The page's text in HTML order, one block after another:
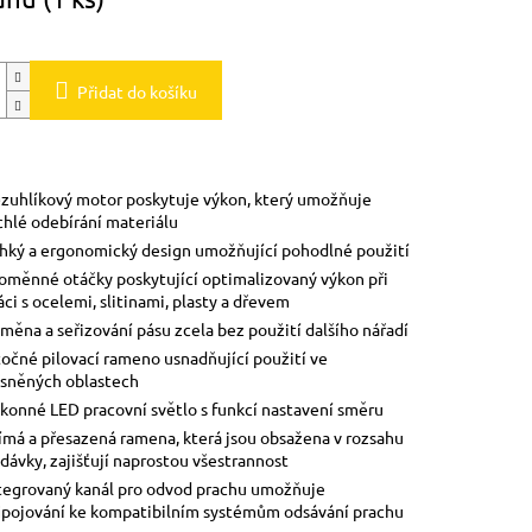
Přidat do košíku
motor poskytuje výkon, který umožňuje
odebírání materiálu
a ergonomický design umožňující pohodlné použití
otáčky poskytující optimalizovaný výkon při
s ocelemi, slitinami, plasty a dřevem
a seřizování pásu zcela bez použití dalšího nářadí
pilovací rameno usnadňující použití ve
oblastech
LED pracovní světlo s funkcí nastavení směru
a přesazená ramena, která jsou obsažena v rozsahu
zajišťují naprostou všestrannost
kanál pro odvod prachu umožňuje
ke kompatibilním systémům odsávání prachu